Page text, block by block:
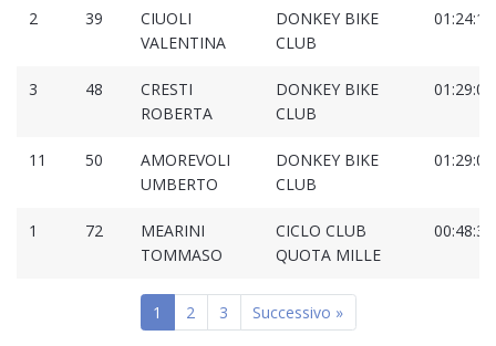
2 39
CIUOLI
VALENTINA
DONKEY BIKE
CLUB
3 48
CRESTI
ROBERTA
DONKEY BIKE
CLUB
11 50
AMOREVOLI
UMBERTO
DONKEY BIKE
CLUB
1 72
MEARINI
TOMMASO
CICLO CLUB
QUOTA MILLE
1 2 3 Successivo »